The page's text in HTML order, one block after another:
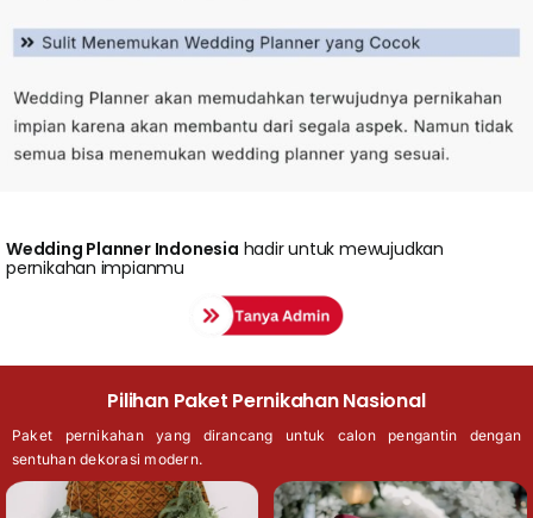
Wedding Planner Indonesia hadir untuk mewujudkan
pernikahan impianmu
Pilihan Paket Pernikahan Nasional
Paket pernikahan yang dirancang untuk calon pengantin dengan
sentuhan dekorasi modern.